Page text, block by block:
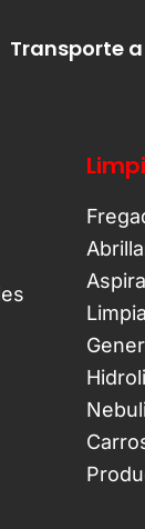
Transporte